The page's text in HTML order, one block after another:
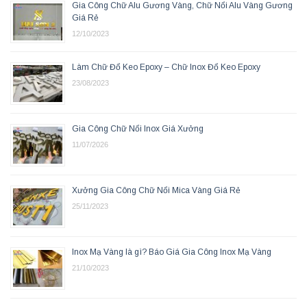
Gia Công Chữ Alu Gương Vàng, Chữ Nổi Alu Vàng Gương
Giá Rẻ
12/10/2023
Làm Chữ Đổ Keo Epoxy – Chữ Inox Đổ Keo Epoxy
23/08/2023
Gia Công Chữ Nổi Inox Giá Xưởng
11/07/2026
Xưởng Gia Công Chữ Nổi Mica Vàng Giá Rẻ
25/11/2023
Inox Mạ Vàng là gì? Báo Giá Gia Công Inox Mạ Vàng
21/10/2023